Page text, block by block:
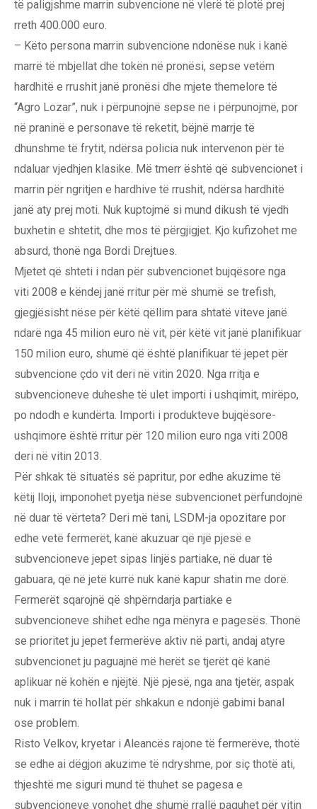
të paligjshme marrin subvencione në vlerë të plotë prej
rreth 400.000 euro.
– Këto persona marrin subvencione ndonëse nuk i kanë
marrë të mbjellat dhe tokën në pronësi, sepse vetëm
hardhitë e rrushit janë pronësi dhe mjete themelore të
“Agro Lozar”, nuk i përpunojnë sepse ne i përpunojmë, por
në praninë e personave të reketit, bëjnë marrje të
dhunshme të frytit, ndërsa policia nuk intervenon për të
ndaluar vjedhjen klasike. Më tmerr është që subvencionet i
marrin për ngritjen e hardhive të rrushit, ndërsa hardhitë
janë aty prej moti. Nuk kuptojmë si mund dikush të vjedh
buxhetin e shtetit, dhe mos të përgjigjet. Kjo kufizohet me
absurd, thonë nga Bordi Drejtues.
Mjetet që shteti i ndan për subvencionet bujqësore nga
viti 2008 e këndej janë rritur për më shumë se trefish,
gjegjësisht nëse për këtë qëllim para shtatë viteve janë
ndarë nga 45 milion euro në vit, për këtë vit janë planifikuar
150 milion euro, shumë që është planifikuar të jepet për
subvencione çdo vit deri në vitin 2020. Nga rritja e
subvencioneve duheshe të ulet importi i ushqimit, mirëpo,
po ndodh e kundërta. Importi i produkteve bujqësore-
ushqimore është rritur për 120 milion euro nga viti 2008
deri në vitin 2013.
Për shkak të situatës së papritur, por edhe akuzime të
këtij lloji, imponohet pyetja nëse subvencionet përfundojnë
në duar të vërteta? Deri më tani, LSDM-ja opozitare por
edhe vetë fermerët, kanë akuzuar që një pjesë e
subvencioneve jepet sipas linjës partiake, në duar të
gabuara, që në jetë kurrë nuk kanë kapur shatin me dorë.
Fermerët sqarojnë që shpërndarja partiake e
subvencioneve shihet edhe nga mënyra e pagesës. Thonë
se prioritet ju jepet fermerëve aktiv në parti, andaj atyre
subvencionet ju paguajnë më herët se tjerët që kanë
aplikuar në kohën e njëjtë. Një pjesë, nga ana tjetër, aspak
nuk i marrin të hollat për shkakun e ndonjë gabimi banal
ose problem.
Risto Velkov, kryetar i Aleancës rajone të fermerëve, thotë
se edhe ai dëgjon akuzime të ndryshme, por siç thotë ati,
thjeshtë me siguri mund të thuhet se pagesa e
subvencioneve vonohet dhe shumë rrallë paguhet për vitin